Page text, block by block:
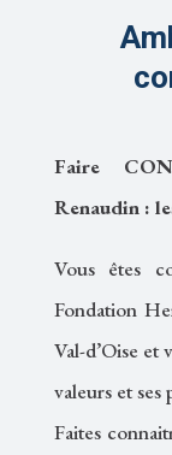
Faire
Renaudin :
Vous êtes
Fondation
Val-d’Oise et
valeurs et ses
Faites